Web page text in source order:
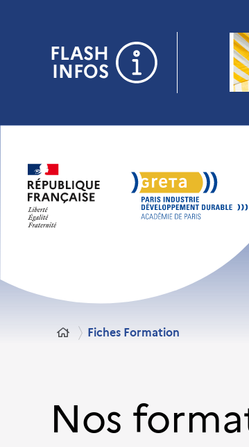
FLASH
INFOS
Fiches Formation
Nos